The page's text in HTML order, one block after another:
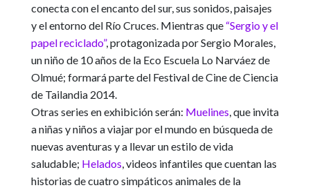
conecta con el encanto del sur, sus sonidos, paisajes
y el entorno del Río Cruces. Mientras que “Sergio y el
papel reciclado”, protagonizada por Sergio Morales,
un niño de 10 años de la Eco Escuela Lo Narváez de
Olmué; formará parte del Festival de Cine de Ciencia
de Tailandia 2014.
Otras series en exhibición serán: Muelines, que invita
a niñas y niños a viajar por el mundo en búsqueda de
nuevas aventuras y a llevar un estilo de vida
saludable; Helados, videos infantiles que cuentan las
historias de cuatro simpáticos animales de la